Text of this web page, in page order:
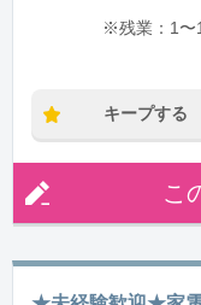
※残業：1〜
キープする
こ